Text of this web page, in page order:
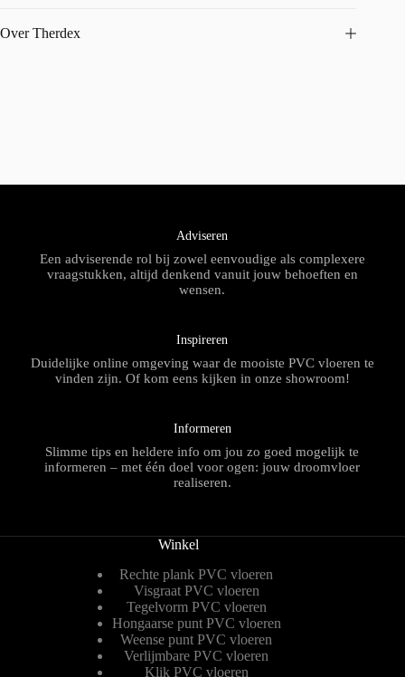
Over Therdex
Adviseren
Een adviserende rol bij zowel eenvoudige als complexere
vraagstukken, altijd denkend vanuit jouw behoeften en
wensen.
Inspireren
Duidelijke online omgeving waar de mooiste PVC vloeren te
vinden zijn. Of kom eens kijken in onze showroom!
Informeren
Slimme tips en heldere info om jou zo goed mogelijk te
informeren – met één doel voor ogen: jouw droomvloer
realiseren.
Winkel
Rechte plank PVC vloeren
Visgraat PVC vloeren
Tegelvorm PVC vloeren
Hongaarse punt PVC vloeren
Weense punt PVC vloeren
Verlijmbare PVC vloeren
Klik PVC vloeren